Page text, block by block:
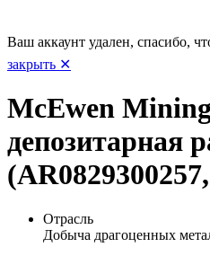
Ваш аккаунт удален, спасибо,
закрыть ✕
McEwen
депозитарная
Отрасль
Добыча драгоценных